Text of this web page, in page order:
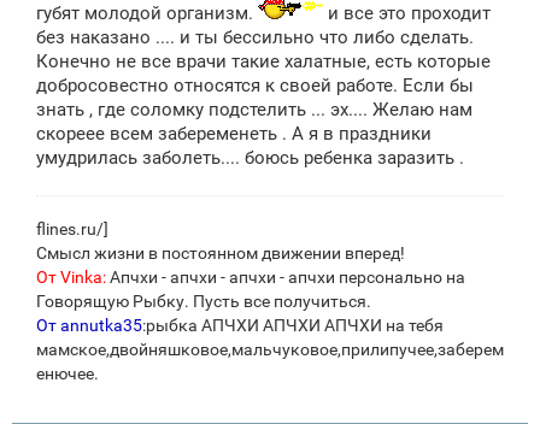
губят молодой организм.
и все это проходит
без наказано .... и ты бессильно что либо сделать.
Конечно не все врачи такие халатные, есть которые
добросовестно относятся к своей работе. Если бы
знать , где соломку подстелить ... эх.... Желаю нам
скореее всем забеременеть . А я в праздники
умудрилась заболеть.... боюсь ребенка заразить .
flines.ru/]
Смысл жизни в постоянном движении вперед!
От Vinka:Апчхи - апчхи - апчхи - апчхи персонально на
Говорящую Рыбку. Пусть все получиться.
От annutka35:рыбка АПЧХИ АПЧХИ АПЧХИ на тебя
мамское,двойняшковое,мальчуковое,прилипучее,заберем
енючее.